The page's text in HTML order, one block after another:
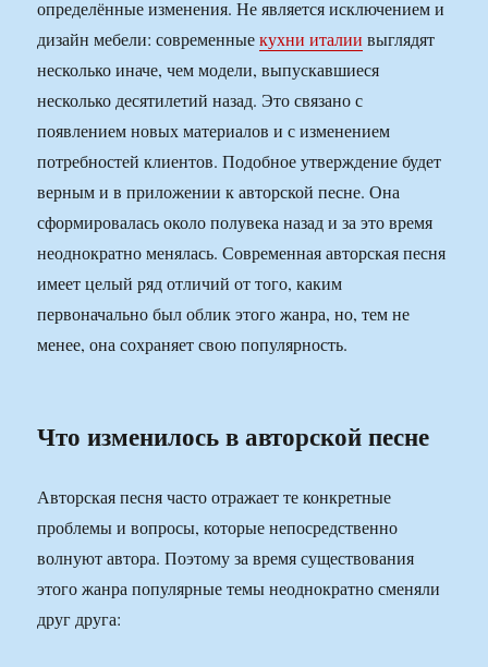
определённые изменения. Не является исключением и
дизайн мебели: современныекухни италии выглядят
несколько иначе, чем модели, выпускавшиеся
несколько десятилетий назад. Это связано с
появлением новых материалов и с изменением
потребностей клиентов. Подобное утверждение будет
верным и в приложении к авторской песне. Она
сформировалась около полувека назад и за это время
неоднократно менялась. Современная авторская песня
имеет целый ряд отличий от того, каким
первоначально был облик этого жанра, но, тем не
менее, она сохраняет свою популярность.
Что изменилось в авторской песне
Авторская песня часто отражает те конкретные
проблемы и вопросы, которые непосредственно
волнуют автора. Поэтому за время существования
этого жанра популярные темы неоднократно сменяли
друг друга: